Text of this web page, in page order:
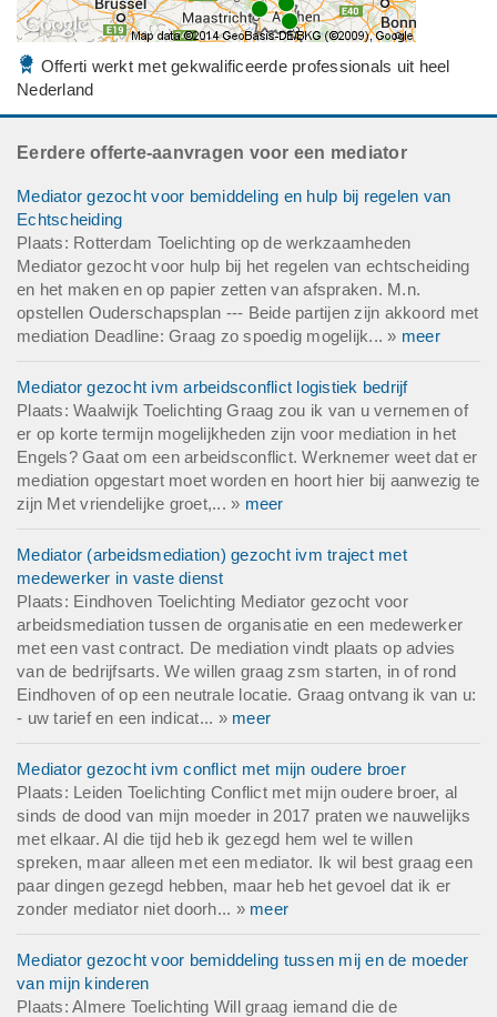
Offerti werkt met gekwalificeerde professionals uit heel
Nederland
Eerdere offerte-aanvragen voor een mediator
Mediator gezocht voor bemiddeling en hulp bij regelen van
Echtscheiding
Plaats: Rotterdam Toelichting op de werkzaamheden
Mediator gezocht voor hulp bij het regelen van echtscheiding
en het maken en op papier zetten van afspraken. M.n.
opstellen Ouderschapsplan --- Beide partijen zijn akkoord met
mediation Deadline: Graag zo spoedig mogelijk... » meer
Mediator gezocht ivm arbeidsconflict logistiek bedrijf
Plaats: Waalwijk Toelichting Graag zou ik van u vernemen of
er op korte termijn mogelijkheden zijn voor mediation in het
Engels? Gaat om een arbeidsconflict. Werknemer weet dat er
mediation opgestart moet worden en hoort hier bij aanwezig te
zijn Met vriendelijke groet,... » meer
Mediator (arbeidsmediation) gezocht ivm traject met
medewerker in vaste dienst
Plaats: Eindhoven Toelichting Mediator gezocht voor
arbeidsmediation tussen de organisatie en een medewerker
met een vast contract. De mediation vindt plaats op advies
van de bedrijfsarts. We willen graag zsm starten, in of rond
Eindhoven of op een neutrale locatie. Graag ontvang ik van u:
- uw tarief en een indicat... » meer
Mediator gezocht ivm conflict met mijn oudere broer
Plaats: Leiden Toelichting Conflict met mijn oudere broer, al
sinds de dood van mijn moeder in 2017 praten we nauwelijks
met elkaar. Al die tijd heb ik gezegd hem wel te willen
spreken, maar alleen met een mediator. Ik wil best graag een
paar dingen gezegd hebben, maar heb het gevoel dat ik er
zonder mediator niet doorh... » meer
Mediator gezocht voor bemiddeling tussen mij en de moeder
van mijn kinderen
Plaats: Almere Toelichting Will graag iemand die de